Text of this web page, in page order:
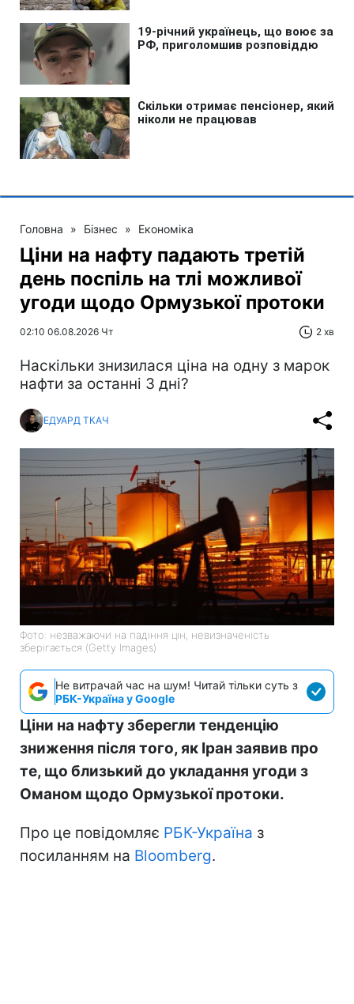
Головна » Бізнес » Економіка
Ціни на нафту падають третій
день поспіль на тлі можливої
угоди щодо Ормузької протоки
02:10 06.08.2026 Чт 2 хв
Наскільки знизилася ціна на одну з марок
нафти за останні 3 дні?
ЕДУАРД ТКАЧ
Фото: незважаючи на падіння цін, невизначеність
зберігається (Getty Images)
Не витрачай час на шум! Читай тільки суть з
РБК-Україна у Google
Ціни на нафту зберегли тенденцію
зниження після того, як Іран заявив про
те, що близький до укладання угоди з
Оманом щодо Ормузької протоки.
Про це повідомляє РБК-Україна з
посиланням на Bloomberg.